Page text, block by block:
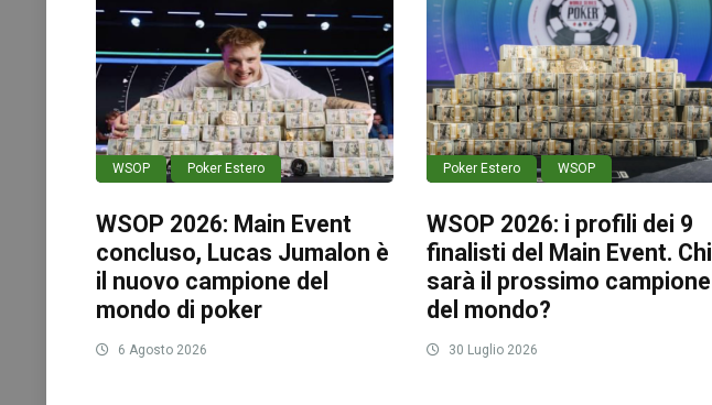
WSOP Poker Estero
WSOP 2026: Main Event
concluso, Lucas Jumalon è
il nuovo campione del
mondo di poker
6 Agosto 2026
Poker Estero WSOP
WSOP 2026: i profili dei 9
finalisti del Main Event. Chi
sarà il prossimo campione
del mondo?
30 Luglio 2026